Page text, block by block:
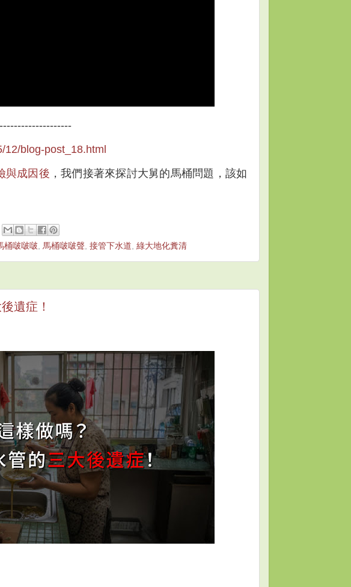
12/blog-post_18.html
與成因後 ，我們接著來探討大舅的馬桶問題，該如
桶啵啵啵, 馬桶啵啵聲, 接管下水道, 綠大地化糞清
遺症！